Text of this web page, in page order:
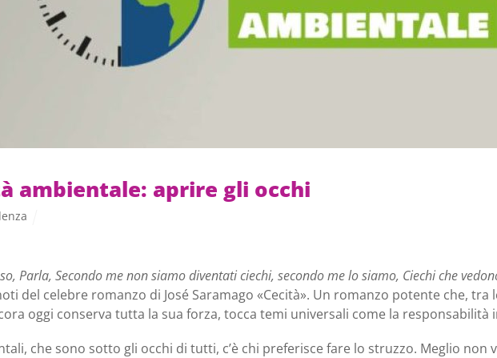
ambientale: aprire gli occhi
Parla, Secondo me non siamo diventati ciechi, secondo me lo siamo, Ciechi che
del celebre romanzo di José Saramago «Cecità». Un romanzo potente che, tra
oggi conserva tutta la sua forza, tocca temi universali come la
che sono sotto gli occhi di tutti, c’è chi preferisce fare lo struzzo. Meglio